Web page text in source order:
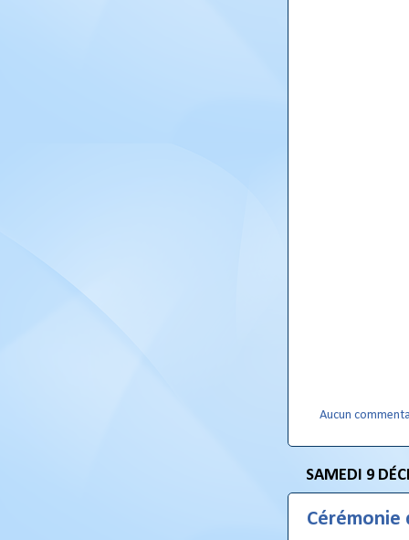
Aucun
SAMEDI 9
Cérémonie